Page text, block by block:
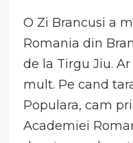
O Zi Brancusi a
Romania din
de la Tirgu Jiu.
mult. Pe cand
Populara, cam
Academiei